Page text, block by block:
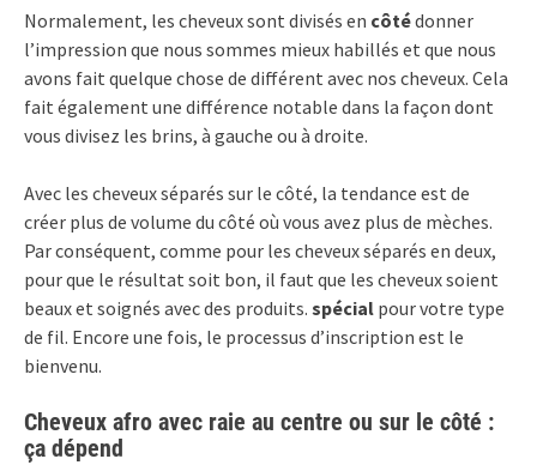
Normalement, les cheveux sont divisés en côtédonner
l’impression que nous sommes mieux habillés et que nous
avons fait quelque chose de différent avec nos cheveux. Cela
fait également une différence notable dans la façon dont
vous divisez les brins, à gauche ou à droite.
Avec les cheveux séparés sur le côté, la tendance est de
créer plus de volume du côté où vous avez plus de mèches.
Par conséquent, comme pour les cheveux séparés en deux,
pour que le résultat soit bon, il faut que les cheveux soient
beaux et soignés avec des produits. spécial pour votre type
de fil. Encore une fois, le processus d’inscription est le
bienvenu.
Cheveux afro avec raie au centre ou sur le côté :
ça dépend